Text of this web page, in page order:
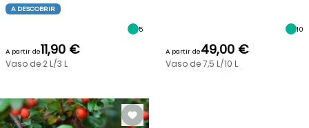
A DESCOBRIR
5
A partir de11,90 €
Vaso de 2 L/3 L
10
A partir de49,00 €
Vaso de 7,5 L/10 L